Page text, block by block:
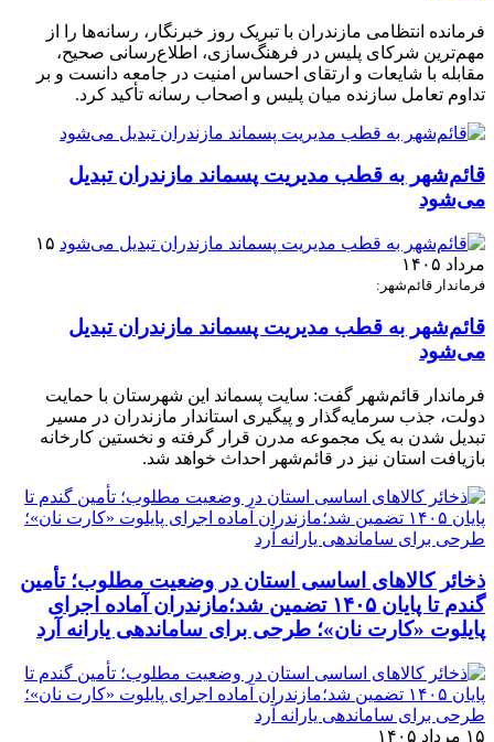
فرمانده انتظامی مازندران با تبریک روز خبرنگار، رسانه‌ها را از
مهم‌ترین شرکای پلیس در فرهنگ‌سازی، اطلاع‌رسانی صحیح،
مقابله با شایعات و ارتقای احساس امنیت در جامعه دانست و بر
تداوم تعامل سازنده میان پلیس و اصحاب رسانه تأکید کرد.
قائم‌شهر به قطب مدیریت پسماند مازندران تبدیل
می‌شود
۱۵
مرداد ۱۴۰۵
فرماندار قائم‌شهر:
قائم‌شهر به قطب مدیریت پسماند مازندران تبدیل
می‌شود
فرماندار قائم‌شهر گفت: سایت پسماند این شهرستان با حمایت
دولت، جذب سرمایه‌گذار و پیگیری استاندار مازندران در مسیر
تبدیل شدن به یک مجموعه مدرن قرار گرفته و نخستین کارخانه
بازیافت استان نیز در قائم‌شهر احداث خواهد شد.
ذخائر کالاهای اساسی استان در وضعیت مطلوب؛ تأمین
گندم تا پایان ۱۴۰۵ تضمین شد؛مازندران آماده اجرای
پایلوت «کارت نان»؛ طرحی برای ساماندهی یارانه آرد
۱۵ مرداد ۱۴۰۵